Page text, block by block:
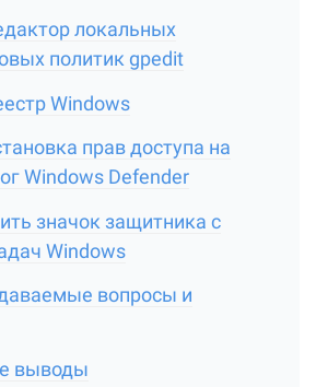
локальных
политик gpedit
Windows
прав доступа на
Windows Defender
значок защитника с
Windows
вопросы и
выводы